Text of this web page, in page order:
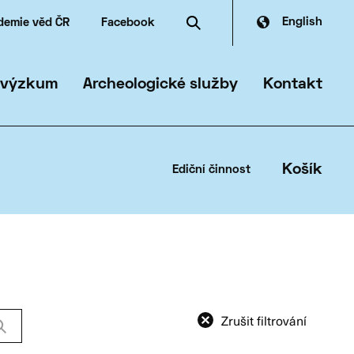
věd ČR Facebook English
Archeologické služby Kontakt
Ediční činnost Košík
Zrušit filtrování